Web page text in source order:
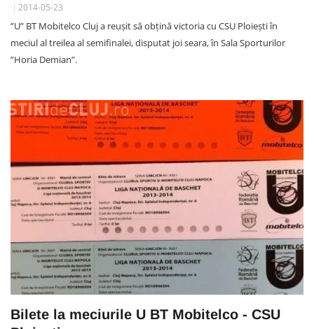
2014-05-23
”U” BT Mobitelco Cluj a reușit să obțină victoria cu CSU Ploiești în
meciul al treilea al semifinalei, disputat joi seara, în Sala Sporturilor
”Horia Demian”.
Bilete la meciurile U BT Mobitelco - CSU